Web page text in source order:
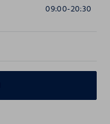
09:00-20:30